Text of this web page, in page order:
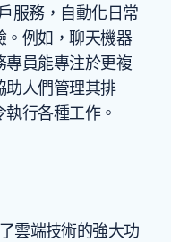
服務，自動化日常
。例如，聊天機器
專員能專注於更複
助人們管理其排
行各種工作。
雲端技術的強大功